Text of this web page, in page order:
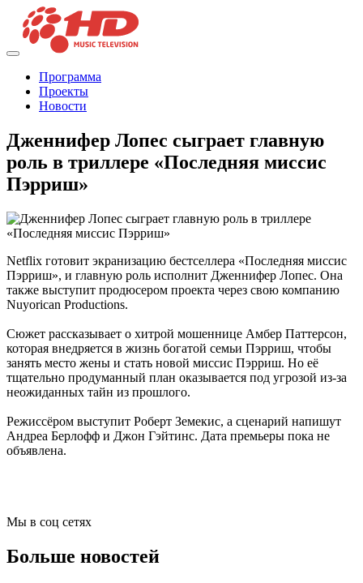
Программа
Проекты
Новости
Дженнифер Лопес сыграет главную
роль в триллере «Последняя миссис
Пэрриш»
Netflix готовит экранизацию бестселлера «Последняя миссис
Пэрриш», и главную роль исполнит Дженнифер Лопес. Она
также выступит продюсером проекта через свою компанию
Nuyorican Productions.
Сюжет рассказывает о хитрой мошеннице Амбер Паттерсон,
которая внедряется в жизнь богатой семьи Пэрриш, чтобы
занять место жены и стать новой миссис Пэрриш. Но её
тщательно продуманный план оказывается под угрозой из-за
неожиданных тайн из прошлого.
Режиссёром выступит Роберт Земекис, а сценарий напишут
Андреа Берлофф и Джон Гэйтинс. Дата премьеры пока не
объявлена.
Мы в соц сетях
Больше новостей